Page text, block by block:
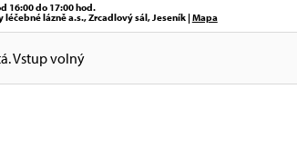
16:00 do 17:00 hod.
léčebné lázně a.s., Zrcadlový sál, Jeseník |Mapa
Vstup volný